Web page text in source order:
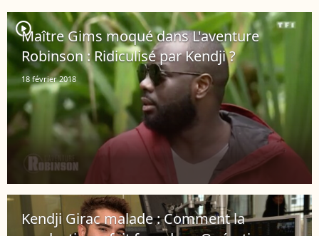
player2
Maître Gims moqué dans L'aventure
Robinson : Ridiculisé par Kendji ?
18 février 2018
Kendji Girac malade : Comment la